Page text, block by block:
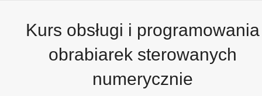
Kurs obsługi i programowania
obrabiarek sterowanych
numerycznie